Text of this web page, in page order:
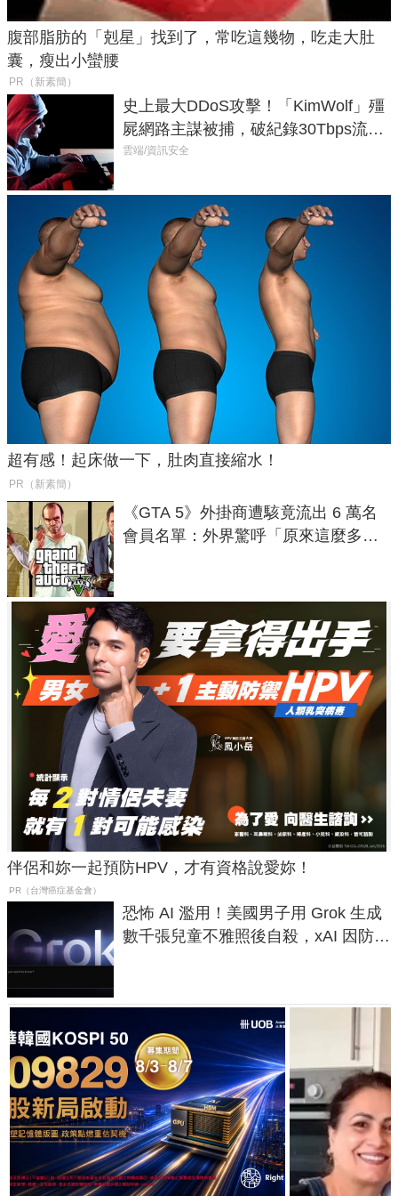
腹部脂肪的「剋星」找到了，常吃這幾物，吃走大肚
囊，瘦出小蠻腰
PR（新素簡）
史上最大DDoS攻擊！「KimWolf」殭
屍網路主謀被捕，破紀錄30Tbps流量
癱瘓全球！
雲端/資訊安全
超有感！起床做一下，肚肉直接縮水！
PR（新素簡）
《GTA 5》外掛商遭駭竟流出 6 萬名
會員名單：外界驚呼「原來這麼多人
伴侶和妳一起預防HPV，才有資格說愛妳！
PR（台灣癌症基金會）
恐怖 AI 濫用！美國男子用 Grok 生成
數千張兒童不雅照後自殺，xAI 因防護